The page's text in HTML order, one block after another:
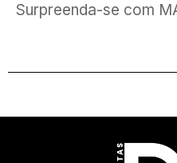
Surpreenda-se com